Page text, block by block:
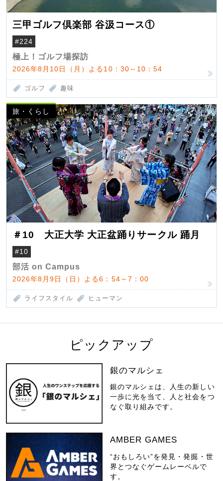
三甲ゴルフ倶楽部 谷汲コース①
#224
極上！ゴルフ場探訪
2026年8月10日（月）よる10：30～10：54
ゴルフ 趣味
旅・くらし
＃10 大正大学 大正盆踊りサークル 踊月
#10
部活 on Campus
2026年8月9日（日）よる6：54～7：00
ライフスタイル ヒューマン
ピックアップ
銀のマルシェ
銀のマルシェは、人生の新しい
一歩に光を当て、人と社会をつ
なぐ取り組みです。
AMBER GAMES
“おもしろい”を発見・発掘・世
界とつなぐゲームレーベルで
す。